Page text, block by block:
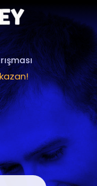
kazan!